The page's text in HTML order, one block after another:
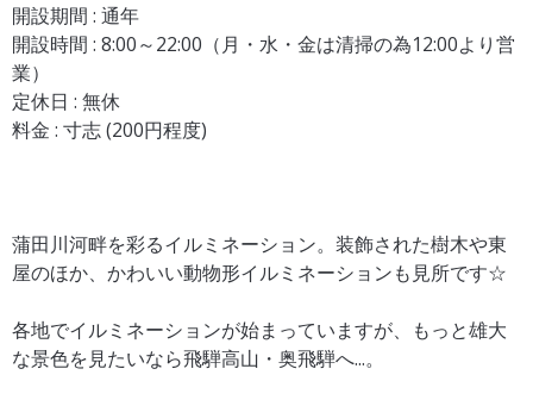
開設期間 : 通年
開設時間 : 8:00～22:00（月・水・金は清掃の為12:00より営
業）
定休日 : 無休
料金 : 寸志 (200円程度)
蒲田川河畔を彩るイルミネーション。装飾された樹木や東
屋のほか、かわいい動物形イルミネーションも見所です☆
各地でイルミネーションが始まっていますが、もっと雄大
な景色を見たいなら飛騨高山・奥飛騨へ...。